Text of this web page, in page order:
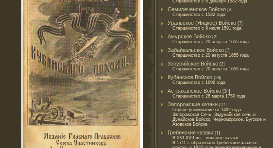
‎Старшинство с 6 декабря 1582 года
Семиреченское Войско [2]
Старшинство с 1582 года
Уральское (Яицкое) Войско [7]
Старшинство с 9 июля 1591 года
Амурское Войско [2]
Старшинство с 20 августа 1655 года
Забайкальское Войско [7]
Старшинство с‎ ‎20 августа 1655 года
Уссурийское Войско [2]
Старшинство с‎ ‎20 августа 1655 года
Кубанское Войско [24]
Старшинство с 1696 года
Астраханское Войско [34]
Старшинство с 28 марта 1750 года
Запорожские казаки [27]
Первое упоминание от 1492 года.
Запорожская Сечь, Задунайская сечь и
Дунайское Войско, Черноморское, Бугское и
Азовское Войска
Гребенские казаки [1]
В XVI-XVII вв – вольные казаки.
В 1711 г. образовано Гребенское казачье